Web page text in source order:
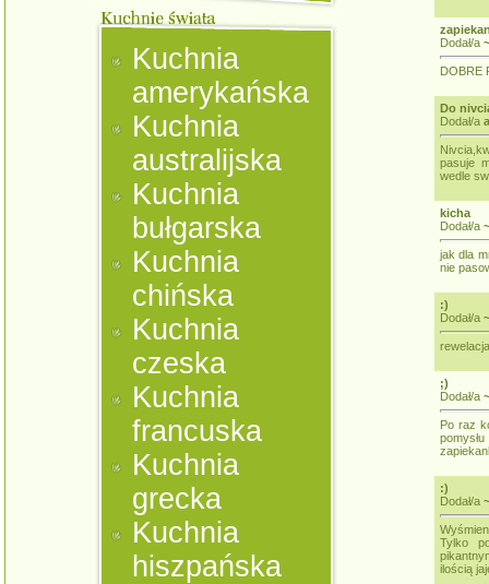
Kuchnia
amerykańska
Kuchnia
australijska
Kuchnia
bułgarska
Kuchnia
chińska
Kuchnia
czeska
Kuchnia
francuska
Kuchnia
grecka
Kuchnia
hiszpańska
Dodał/a
DOBRE
Do
Dodał/a
pasuje
wedle
kicha
Dodał/a
jak dla
nie
:)
Dodał/a
;)
Dodał/a
Po raz
:)
Dodał/a
Tylko
ilością